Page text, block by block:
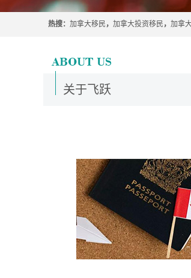
热搜： 加拿大移民 ， 加拿大投资移民 ， 加拿
关于飞跃